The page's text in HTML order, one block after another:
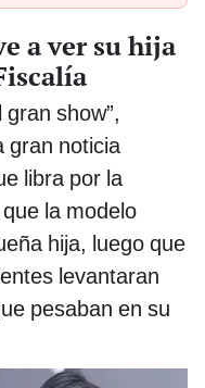
a ver su hija
show”,
gran noticia
libra por la
la modelo
hija, luego que
levantaran
pesaban en su